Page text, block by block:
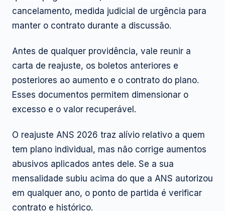
cancelamento, medida judicial de urgência para
manter o contrato durante a discussão.
Antes de qualquer providência, vale reunir a
carta de reajuste, os boletos anteriores e
posteriores ao aumento e o contrato do plano.
Esses documentos permitem dimensionar o
excesso e o valor recuperável.
O reajuste ANS 2026 traz alívio relativo a quem
tem plano individual, mas não corrige aumentos
abusivos aplicados antes dele. Se a sua
mensalidade subiu acima do que a ANS autorizou
em qualquer ano, o ponto de partida é verificar
contrato e histórico.